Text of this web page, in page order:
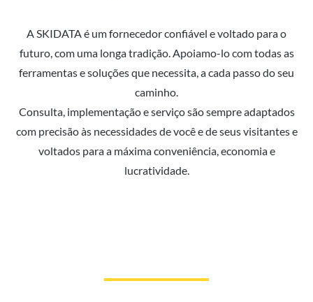
A SKIDATA é um fornecedor confiável e voltado para o
futuro, com uma longa tradição. Apoiamo-lo com todas as
ferramentas e soluções que necessita, a cada passo do seu
caminho.
Consulta, implementação e serviço são sempre adaptados
com precisão às necessidades de você e de seus visitantes e
voltados para a máxima conveniência, economia e
lucratividade.